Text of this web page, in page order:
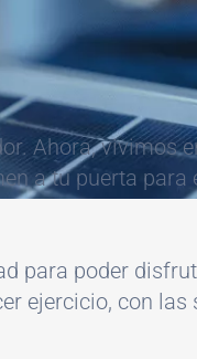
Ahora, vivimos
a tu puerta
para poder
ejercicio, con